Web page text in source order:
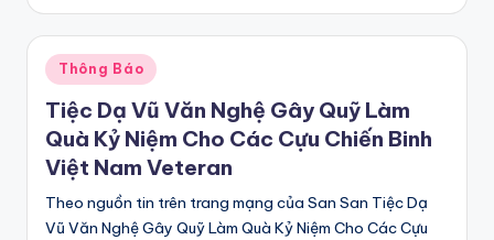
Posted
in
Thông Báo
Tiệc Dạ Vũ Văn Nghệ Gây Quỹ Làm
Quà Kỷ Niệm Cho Các Cựu Chiến Binh
Việt Nam Veteran
Theo nguồn tin trên trang mạng của San San Tiệc Dạ
Vũ Văn Nghệ Gây Quỹ Làm Quà Kỷ Niệm Cho Các Cựu